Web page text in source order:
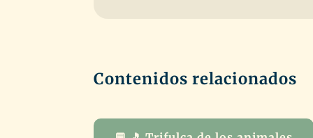
Contenidos relacionados